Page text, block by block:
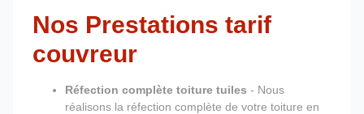
Nos Prestations tarif
couvreur
Réfection complète toiture tuiles - Nous
réalisons la réfection complète de votre toiture en